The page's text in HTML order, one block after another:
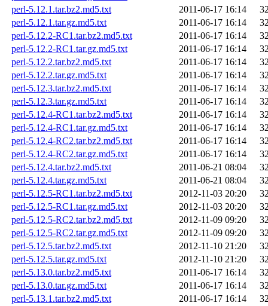
perl-5.12.1.tar.bz2.md5.txt
2011-06-17 16:14
perl-5.12.1.tar.gz.md5.txt
2011-06-17 16:14
perl-5.12.2-RC1.tar.bz2.md5.txt
2011-06-17 16:14
perl-5.12.2-RC1.tar.gz.md5.txt
2011-06-17 16:14
perl-5.12.2.tar.bz2.md5.txt
2011-06-17 16:14
perl-5.12.2.tar.gz.md5.txt
2011-06-17 16:14
perl-5.12.3.tar.bz2.md5.txt
2011-06-17 16:14
perl-5.12.3.tar.gz.md5.txt
2011-06-17 16:14
perl-5.12.4-RC1.tar.bz2.md5.txt
2011-06-17 16:14
perl-5.12.4-RC1.tar.gz.md5.txt
2011-06-17 16:14
perl-5.12.4-RC2.tar.bz2.md5.txt
2011-06-17 16:14
perl-5.12.4-RC2.tar.gz.md5.txt
2011-06-17 16:14
perl-5.12.4.tar.bz2.md5.txt
2011-06-21 08:04
perl-5.12.4.tar.gz.md5.txt
2011-06-21 08:04
perl-5.12.5-RC1.tar.bz2.md5.txt
2012-11-03 20:20
perl-5.12.5-RC1.tar.gz.md5.txt
2012-11-03 20:20
perl-5.12.5-RC2.tar.bz2.md5.txt
2012-11-09 09:20
perl-5.12.5-RC2.tar.gz.md5.txt
2012-11-09 09:20
perl-5.12.5.tar.bz2.md5.txt
2012-11-10 21:20
perl-5.12.5.tar.gz.md5.txt
2012-11-10 21:20
perl-5.13.0.tar.bz2.md5.txt
2011-06-17 16:14
perl-5.13.0.tar.gz.md5.txt
2011-06-17 16:14
perl-5.13.1.tar.bz2.md5.txt
2011-06-17 16:14